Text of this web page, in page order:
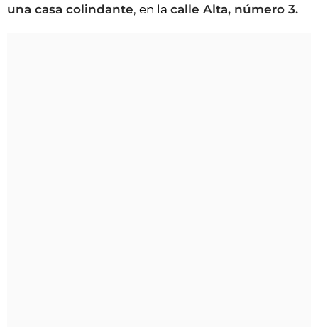
INICIAR SESIÓN
una casa colindante, en la calle Alta, número 3.